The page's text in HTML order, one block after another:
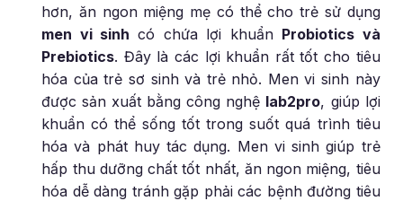
hơn, ăn ngon miệng mẹ có thể cho trẻ sử dụng
men vi sinh có chứa lợi khuẩn Probiotics và
Prebiotics. Đây là các lợi khuẩn rất tốt cho tiêu
hóa của trẻ sơ sinh và trẻ nhỏ. Men vi sinh này
được sản xuất bằng công nghệ lab2pro, giúp lợi
khuẩn có thể sống tốt trong suốt quá trình tiêu
hóa và phát huy tác dụng. Men vi sinh giúp trẻ
hấp thu dưỡng chất tốt nhất, ăn ngon miệng, tiêu
hóa dễ dàng tránh gặp phải các bệnh đường tiêu